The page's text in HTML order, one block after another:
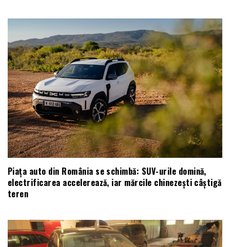
Piața auto din România se schimbă: SUV-urile domină,
electrificarea accelerează, iar mărcile chinezești câștigă
teren